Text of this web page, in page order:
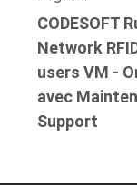
CODESOFT
Network
users VM -
avec
Support